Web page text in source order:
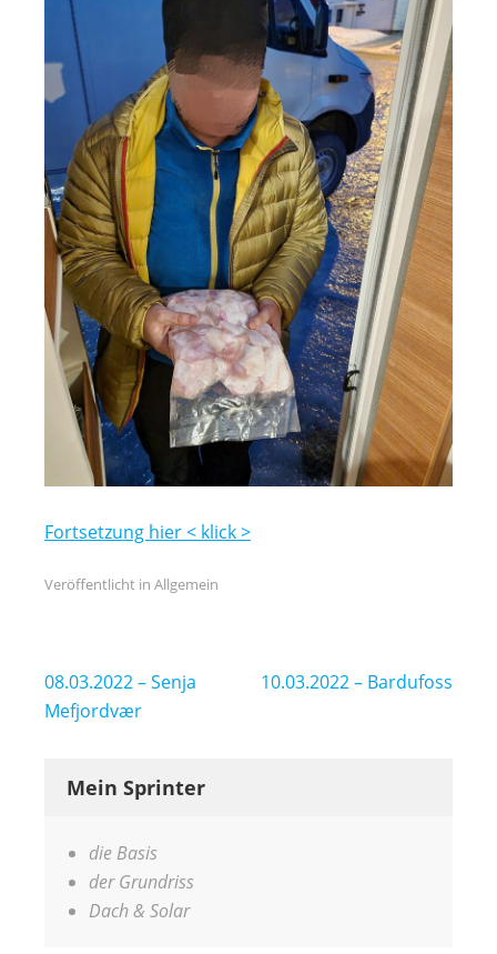
Fortsetzung hier < klick >
Veröffentlicht in Allgemein
Beitragsnavigation
08.03.2022 – Senja
Mefjordvær
10.03.2022 – Bardufoss
Mein Sprinter
die Basis
der Grundriss
Dach & Solar